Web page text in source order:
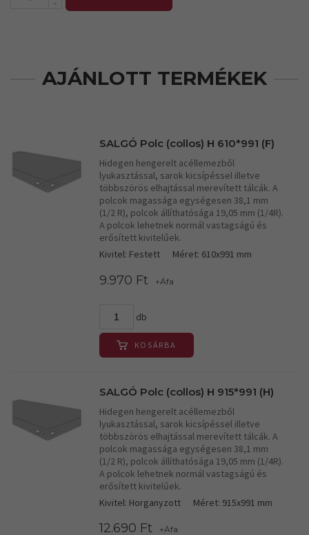
-
AJÁNLOTT TERMÉKEK
SALGÓ Polc (collos) H 610*991 (F)
Hidegen hengerelt acéllemezből
lyukasztással, sarok kicsípéssel illetve
többszörös elhajtással merevített tálcák. A
polcok magassága egységesen 38,1 mm
(1/2 R), polcok állíthatósága 19,05 mm (1/4R).
A polcok lehetnek normál vastagságú és
erősített kivitelűek.
Kivitel: Festett
Méret: 610x991 mm
9.970 Ft +Áfa
db
KOSÁRBA
SALGÓ Polc (collos) H 915*991 (H)
Hidegen hengerelt acéllemezből
lyukasztással, sarok kicsípéssel illetve
többszörös elhajtással merevített tálcák. A
polcok magassága egységesen 38,1 mm
(1/2 R), polcok állíthatósága 19,05 mm (1/4R).
A polcok lehetnek normál vastagságú és
erősített kivitelűek.
Kivitel: Horganyzott
Méret: 915x991 mm
12.690 Ft +Áfa